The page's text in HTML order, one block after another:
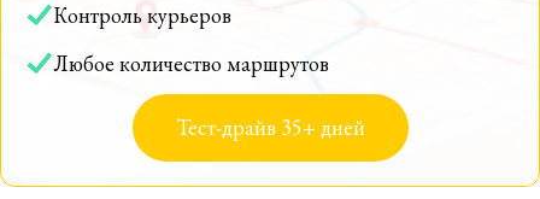
Контроль курьеров
Любое количество маршрутов
Тест-драйв 35+ дней